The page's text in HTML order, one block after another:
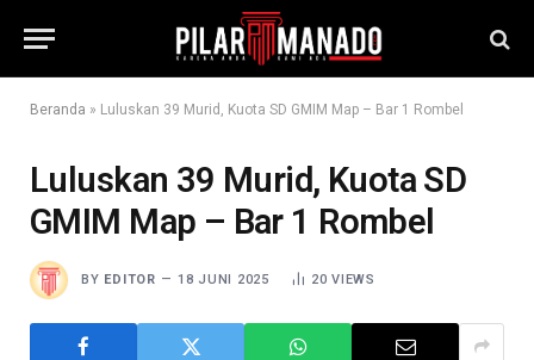
Beranda » Luluskan 39 Murid, Kuota SD GMIM Map – Bar 1 Rombel
Luluskan 39 Murid, Kuota SD
GMIM Map – Bar 1 Rombel
BY EDITOR 18 JUNI 2025 20VIEWS